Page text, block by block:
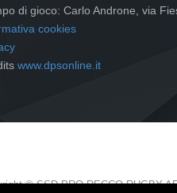
di gioco: Carlo Androne, via
cookies
www.dpsonline.it
© SSD PRO RECCO RUGBY